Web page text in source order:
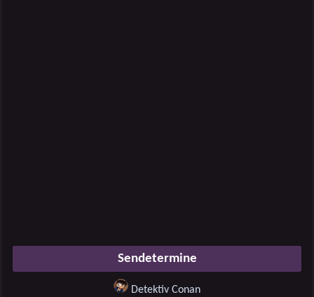
Sendetermine
Detektiv Conan